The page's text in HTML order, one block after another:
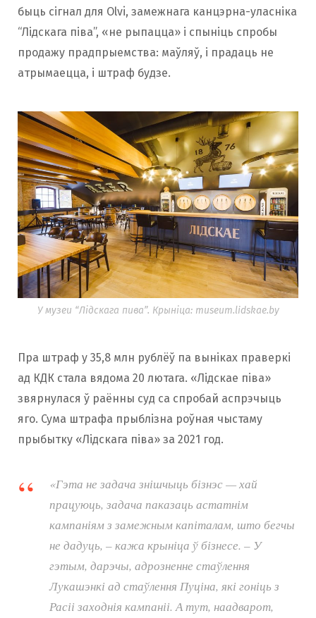
быць сігнал для Olvi, замежнага канцэрна-уласніка
“Лідскага піва”, «не рыпацца» і спыніць спробы
продажу прадпрыемства: маўляў, і прадаць не
атрымаецца, і штраф будзе.
У музеи “Лідскага пива”. Крыніца: museum.lidskae.by
Пра штраф у 35,8 млн рублёў па выніках праверкі
ад КДК стала вядома 20 лютага. «Лідскае піва»
звярнулася ў раённы суд са спробай аспрэчыць
яго. Сума штрафа прыблізна роўная чыстаму
прыбытку «Лідскага піва» за 2021 год.
«Гэта не задача знішчыць бізнэс — хай
працуюць, задача паказаць астатнім
кампаніям з замежным капіталам, што бегчы
не дадуць, – кажа крыніца ў бізнесе. – У
гэтым, дарэчы, адрозненне стаўлення
Лукашэнкі ад стаўлення Пуціна, які гоніць з
Расіі заходнія кампаніі. А тут, наадварот,